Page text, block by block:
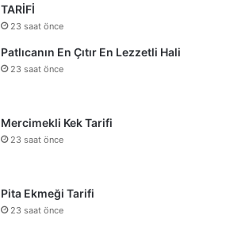
TARİFİ
23 saat önce
Patlıcanın En Çıtır En Lezzetli Hali
23 saat önce
Mercimekli Kek Tarifi
23 saat önce
Pita Ekmeği Tarifi
23 saat önce